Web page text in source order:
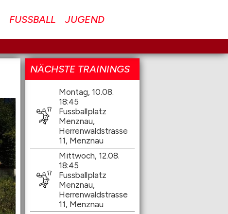
FUSSBALL JUGEND
NÄCHSTE TRAININGS
Montag, 10.08.
18:45
Fussballplatz
Menznau,
Herrenwaldstrasse
11, Menznau
Mittwoch, 12.08.
18:45
Fussballplatz
Menznau,
Herrenwaldstrasse
11, Menznau